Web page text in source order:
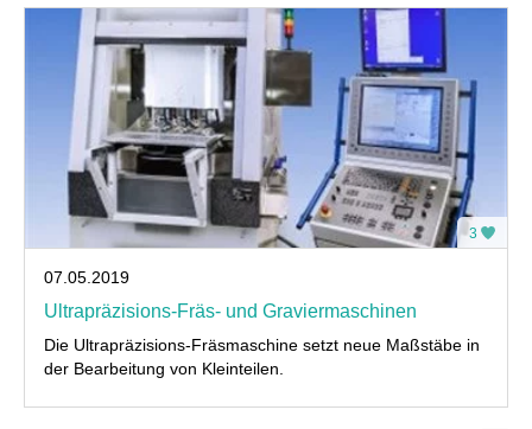
3
07.05.2019
Ultrapräzisions-Fräs- und Graviermaschinen
Die Ultrapräzisions-Fräsmaschine setzt neue Maßstäbe in
der Bearbeitung von Kleinteilen.